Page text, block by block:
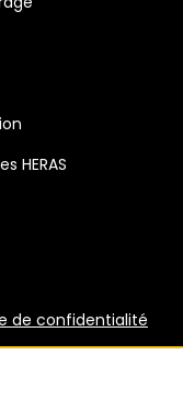
HERAS
de confidentialité
pour